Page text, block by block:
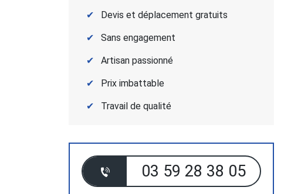
Devis et déplacement gratuits
Sans engagement
Artisan passionné
Prix imbattable
Travail de qualité
03 59 28 38 05